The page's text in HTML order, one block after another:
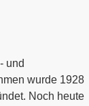
und
wurde 1928
Noch heute